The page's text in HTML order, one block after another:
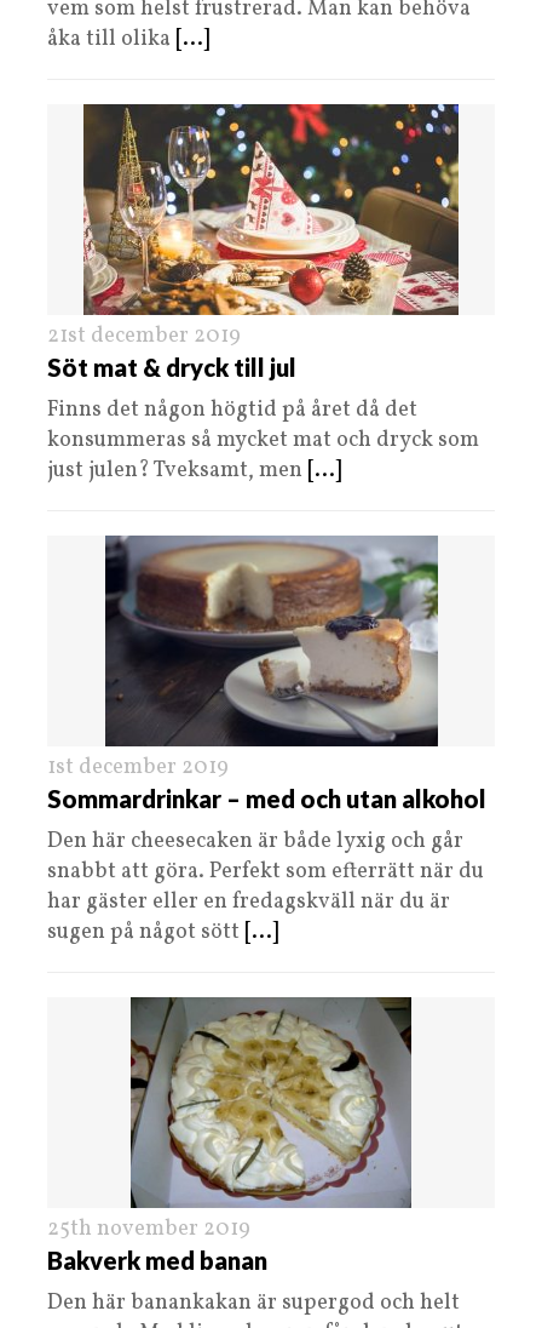
vem som helst frustrerad. Man kan behöva
åka till olika [...]
21st december 2019
Söt mat & dryck till jul
Finns det någon högtid på året då det
konsummeras så mycket mat och dryck som
just julen? Tveksamt, men [...]
1st december 2019
Sommardrinkar – med och utan alkohol
Den här cheesecaken är både lyxig och går
snabbt att göra. Perfekt som efterrätt när du
har gäster eller en fredagskväll när du är
sugen på något sött [...]
25th november 2019
Bakverk med banan
Den här banankakan är supergod och helt